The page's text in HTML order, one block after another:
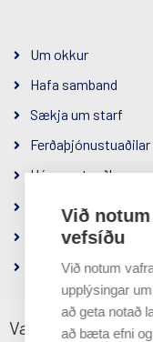
Um okkur
Hafa samband
Sækja um starf
Ferðaþjónustuaðilar
Hópamatseðlar
Samfélagsábyrgð
Um félagið
Vafrakökustefna
Við
vefsíðu
Við notum
upplýsingar
að geta notað
að bæta efni